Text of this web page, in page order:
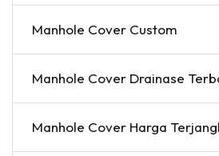
Manhole Cover Custom
Manhole Cover Drainase
Manhole Cover Harga